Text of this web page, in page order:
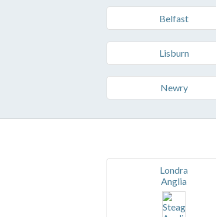
Belfast
Lisburn
Newry
Londra
Anglia